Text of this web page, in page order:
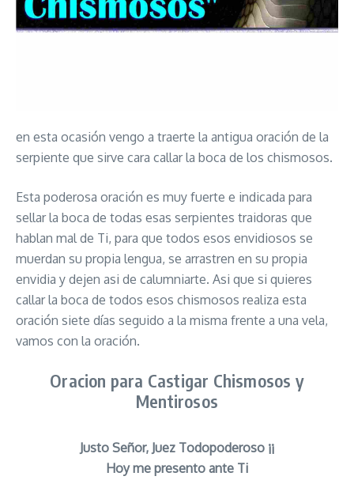
en esta ocasión vengo a traerte la antigua oración de la
serpiente que sirve cara callar la boca de los chismosos.
Esta poderosa oración es muy fuerte e indicada para
sellar la boca de todas esas serpientes traidoras que
hablan mal de Ti, para que todos esos envidiosos se
muerdan su propia lengua, se arrastren en su propia
envidia y dejen asi de calumniarte. Asi que si quieres
callar la boca de todos esos chismosos realiza esta
oración siete días seguido a la misma frente a una vela,
vamos con la oración.
Oracion para Castigar Chismosos y
Mentirosos
Justo Señor, Juez Todopoderoso ¡¡
Hoy me presento ante Ti